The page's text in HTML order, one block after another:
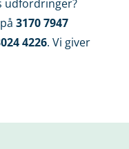
udfordringer?
på 3170 7947
4226. Vi giver